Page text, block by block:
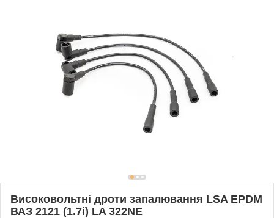
Високовольтні дроти запалювання LSA EPDM
ВАЗ 2121 (1.7i) LA 322NE